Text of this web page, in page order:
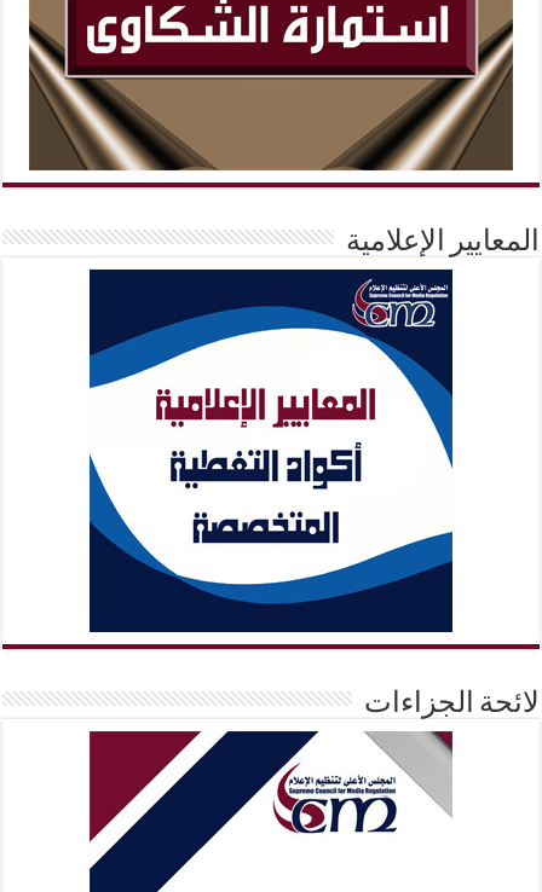
المعايير الإعلامية
لائحة الجزاءات